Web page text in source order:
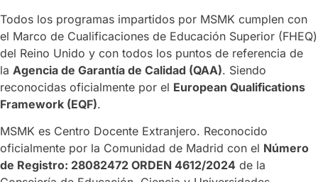
Todos los programas impartidos por MSMK cumplen con
el Marco de Cualificaciones de Educación Superior (FHEQ)
del Reino Unido y con todos los puntos de referencia de
la Agencia de Garantía de Calidad (QAA). Siendo
reconocidas oficialmente por el European Qualifications
Framework (EQF).
MSMK es Centro Docente Extranjero. Reconocido
oficialmente por la Comunidad de Madrid con el Número
de Registro: 28082472 ORDEN 4612/2024 de la